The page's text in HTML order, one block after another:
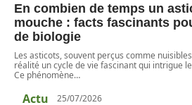
En combien de temps un
mouche : facts fascinants
de biologie
Les asticots, souvent perçus comme
réalité un cycle de vie fascinant qui intrigue
Ce phénomène…
Actu 25/07/2026